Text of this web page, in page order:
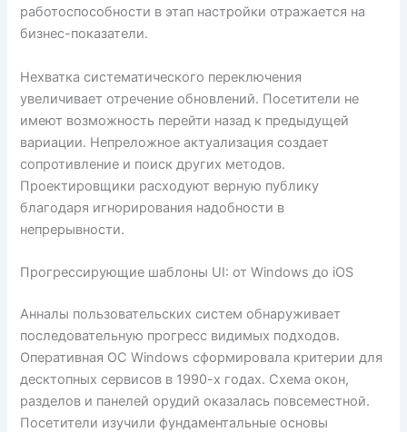
работоспособности в этап настройки отражается на
бизнес-показатели.
Нехватка систематического переключения
увеличивает отречение обновлений. Посетители не
имеют возможность перейти назад к предыдущей
вариации. Непреложное актуализация создает
сопротивление и поиск других методов.
Проектировщики расходуют верную публику
благодаря игнорирования надобности в
непрерывности.
Прогрессирующие шаблоны UI: от Windows до iOS
Анналы пользовательских систем обнаруживает
последовательную прогресс видимых подходов.
Оперативная ОС Windows сформировала критерии для
десктопных сервисов в 1990-х годах. Схема окон,
разделов и панелей орудий оказалась повсеместной.
Посетители изучили фундаментальные основы